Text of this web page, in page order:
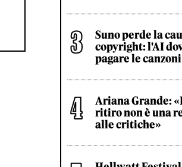
Suno perde la
copyright: l'AI
pagare le canzoni
Ariana Grande:
ritiro non è una
alle critiche»